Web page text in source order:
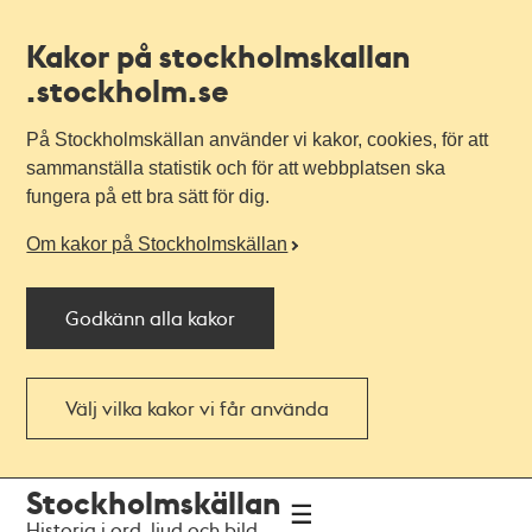
Kakor på stockholmskallan
.stockholm.se
På Stockholmskällan använder vi kakor, cookies, för att
sammanställa statistik och för att webbplatsen ska
fungera på ett bra sätt för dig.
Om kakor på Stockholmskällan
Godkänn alla kakor
Välj vilka kakor vi får använda
navigationen
huvudinnehållet
Stockholmskällan